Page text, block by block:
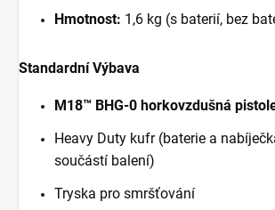
Hmotnost: 1,6 kg (s baterií, bez
Standardní Výbava
M18™ BHG-0 horkovzdušná
Heavy Duty kufr (baterie a
součástí balení)
Tryska pro smršťování